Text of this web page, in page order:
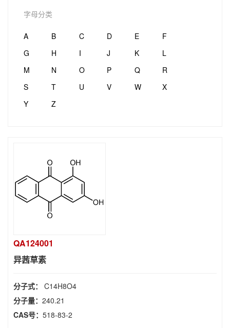
字母分类
A B C D E
F
G
H I J K
L
M
N O P Q
R
S
T U V W
X
Y
Z
QA124001
异茜草素
分子式： C14H8O4
分子量： 240.21
CAS号： 518-83-2